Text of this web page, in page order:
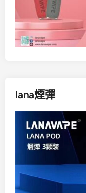
lana煙彈